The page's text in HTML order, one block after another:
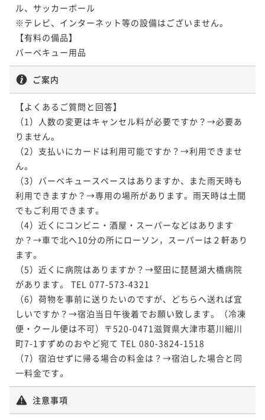
ル、サッカーボール
※テレビ、インターネット等の設備はございません。
【有料の備品】
ご案内
【よくあるご質問と回答】
（1）人数の変更はキャンセル料が必要ですか？→必要あ
りません。
（2）支払いにカードは利用可能ですか？→利用できませ
ん。
（3）バーベキュースペースはありますか、また雨天時も
利用できますか？→専用の場所があります。雨天時は土間
でもご利用できます。
（4）近くにコンビニ・酒屋・スーパーなどはあります
か？→車で北へ10分の所にローソン，スーパーは２軒あり
ます。
（5）近くに病院はありますか？→堅田に琵琶湖大橋病院
があります。 TEL 077-573-4321
（6）荷物を事前に送りたいのですが、どちらへ送れば宜
しいですか？→宿泊当日午後着でお願い致します。（冷凍
便・クール便は不可）〒520-0471滋賀県大津市葛川細川
町7-1すずめのおやど宛て TEL 080-3824-1518
（7）宿泊せずに帰る場合の料金は？→宿泊した場合と同
注意事項